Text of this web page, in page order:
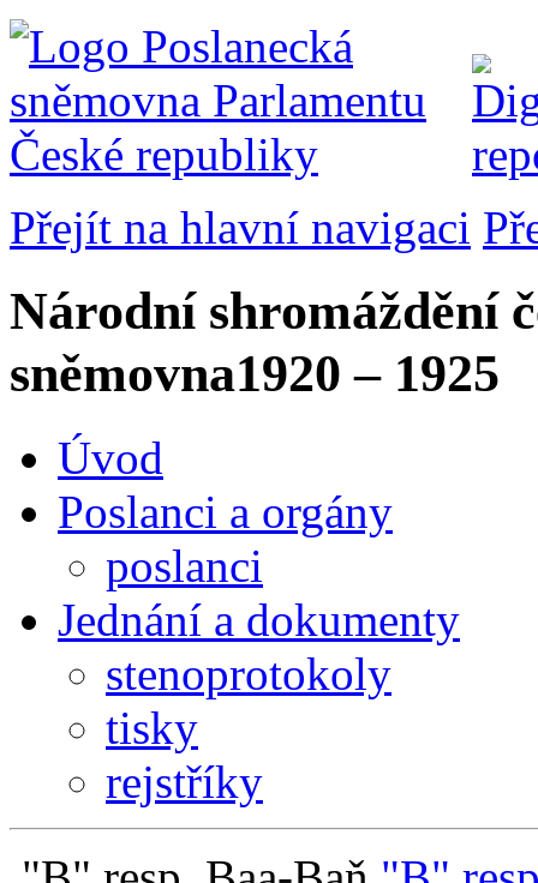
Přejít na hlavní navigaci
Národní shromáždění
sněmovna1920 – 1925
Úvod
Poslanci a orgány
poslanci
Jednání a dokumenty
stenoprotokoly
tisky
rejstříky